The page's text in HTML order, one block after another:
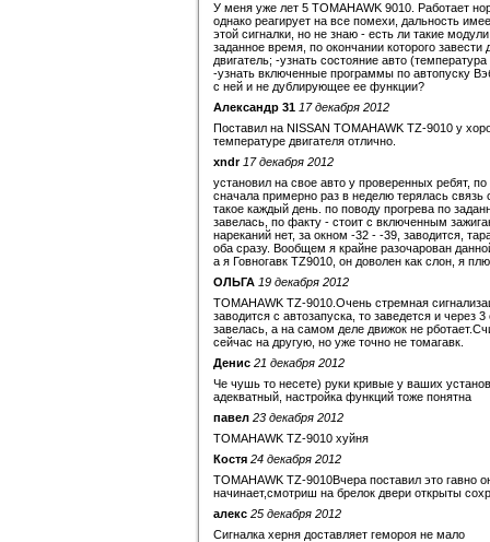
У меня уже лет 5 TOMAHAWK 9010. Работает
однако реагирует на все помехи, дальность
этой сигналки, но не знаю - есть ли такие
заданное время, по окончании которого
двигатель; -узнать состояние авто
-узнать включенные программы по автопуску
с ней и не дублирующее ее функции?
Александр 31 17 декабря 2012
Поставил на NISSAN TOMAHAWK TZ-9010 у
температуре двигателя отлично.
xndr 17 декабря 2012
установил на свое авто у проверенных ребят,
сначала примерно раз в неделю терялась
такое каждый день. по поводу прогрева по
завелась, по факту - стоит с включенным
нареканий нет, за окном -32 - -39, заводится,
оба сразу. Вообщем я крайне разочарован
а я Говногавк TZ9010, он доволен как слон, я
ОЛЬГА 19 декабря 2012
TOMAHAWK TZ-9010.Очень стремная
заводится с автозапуска, то заведется и через
завелась, а на самом деле движок не
сейчас на другую, но уже точно не томагавк.
Денис 21 декабря 2012
Че чушь то несете) руки кривые у ваших
адекватный, настройка функций тоже понятна
павел 23 декабря 2012
TOMAHAWK TZ-9010 хуйня
Костя 24 декабря 2012
TOMAHAWK TZ-9010Вчера поставил это гавно
начинает,смотриш на брелок двери открыты
алекс 25 декабря 2012
Сигналка херня доставляет гемороя не мало